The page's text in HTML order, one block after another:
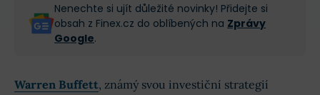
Nenechte si ujít důležité novinky! Přidejte si
obsah z Finex.cz do oblíbených na Zprávy
Google.
Warren Buffett, známý svou investiční strategií